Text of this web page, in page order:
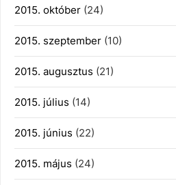
2015. október (24)
2015. szeptember (10)
2015. augusztus (21)
2015. július (14)
2015. június (22)
2015. május (24)